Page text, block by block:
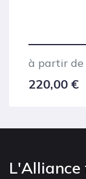
à partir de
220,00 €